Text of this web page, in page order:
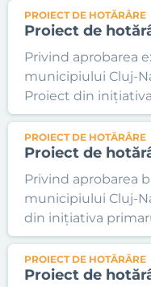
PROIECT DE HOTĂRÂRE
Proiect de
Privind aprobarea
municipiului Cluj-
Proiect din
PROIECT DE HOTĂRÂRE
Proiect de
Privind aprobarea
municipiului Cluj-
din inițiativa
PROIECT DE HOTĂRÂRE
Proiect de